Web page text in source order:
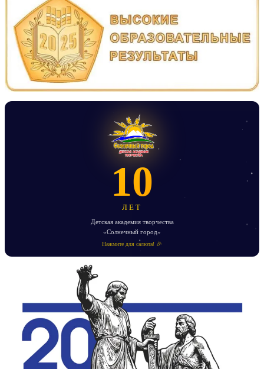
10
ЛЕТ
Детская академия творчества
«Солнечный город»
Нажмите для салюта! 🎉